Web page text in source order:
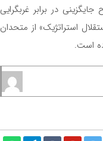
در برابر غرب­گرایی
استراتژیک» از متحدان
است.